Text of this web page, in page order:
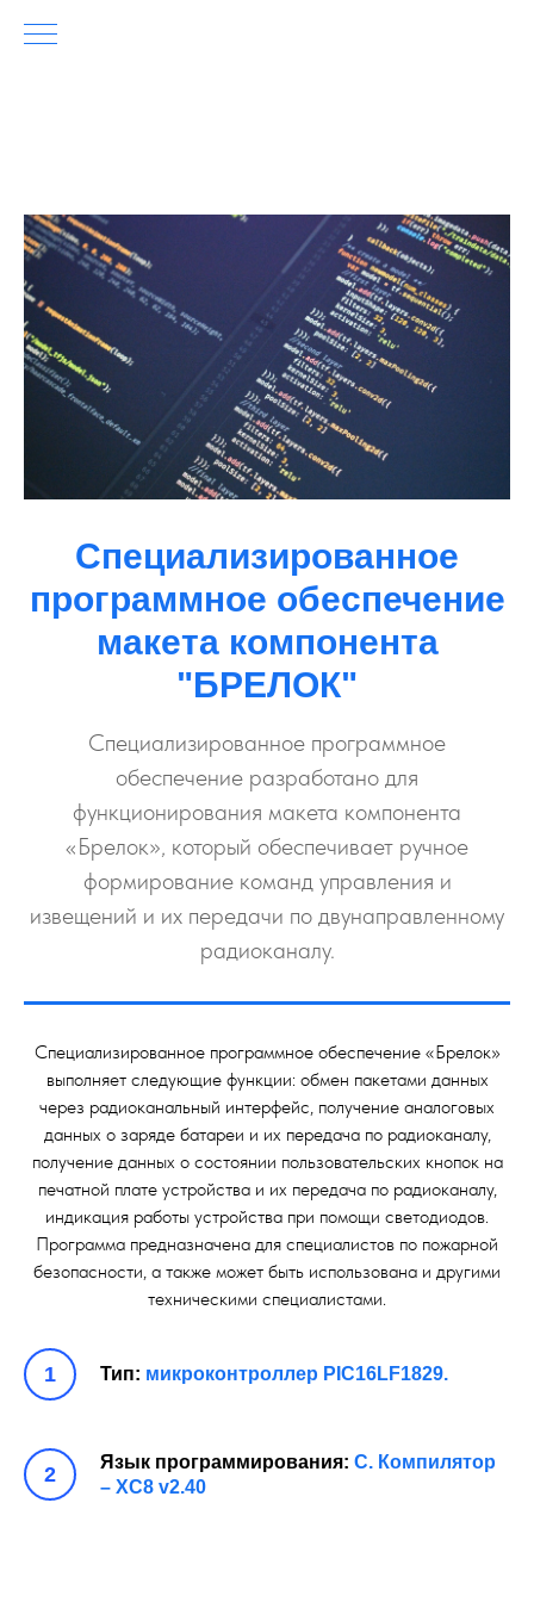
Специализированное
программное обеспечение
макета компонента
"БРЕЛОК"
Специализированное программное
обеспечение разработано для
функционирования макета компонента
«Брелок», который обеспечивает ручное
формирование команд управления и
извещений и их передачи по двунаправленному
радиоканалу.
Специализированное программное обеспечение «Брелок»
выполняет следующие функции: обмен пакетами данных
через радиоканальный интерфейс, получение аналоговых
данных о заряде батареи и их передача по радиоканалу,
получение данных о состоянии пользовательских кнопок на
печатной плате устройства и их передача по радиоканалу,
индикация работы устройства при помощи светодиодов.
Программа предназначена для специалистов по пожарной
безопасности, а также может быть использована и другими
техническими специалистами.
Тип: микроконтроллер PIC16LF1829.
Язык программирования: С. Компилятор
– XC8 v2.40